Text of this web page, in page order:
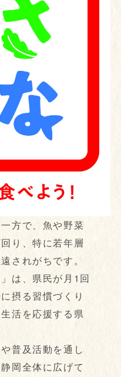
方で、魚や野菜
り、特に若年層
されがちです。
は、県民が月1回
摂る習慣づくり
活を応援する県
普及活動を通し
岡全体に広げて